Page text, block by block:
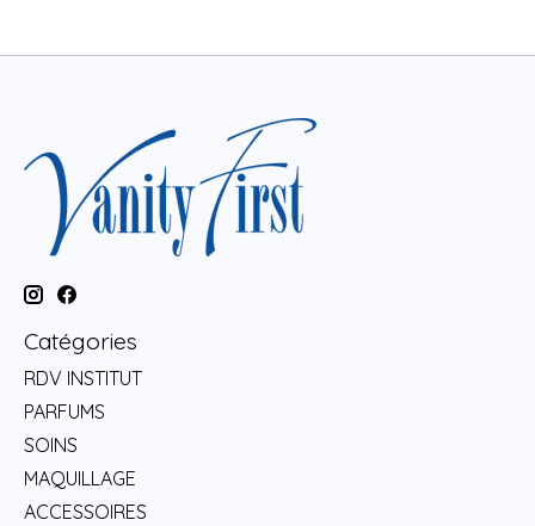
Catégories
RDV INSTITUT
PARFUMS
SOINS
MAQUILLAGE
ACCESSOIRES